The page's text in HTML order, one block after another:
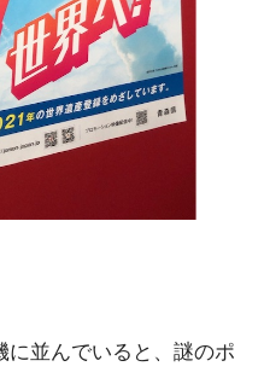
に並んでいると、謎のポ